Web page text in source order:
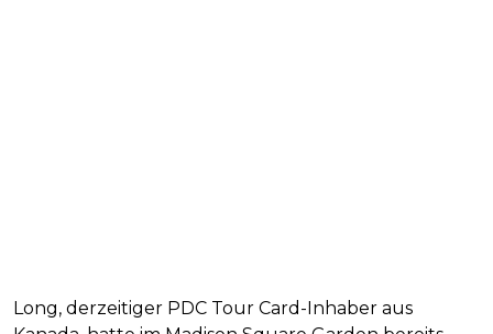
Long, derzeitiger PDC Tour Card-Inhaber aus